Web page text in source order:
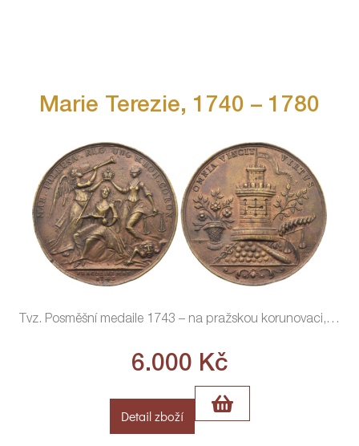
Marie Terezie, 1740 – 1780
Tvz. Posměšní medaile 1743 – na pražskou korunovaci,…
6.000 Kč
Detail zboží